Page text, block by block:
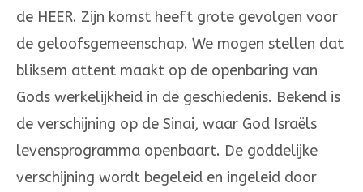
de HEER. Zijn komst heeft grote gevol­gen voor
de geloofsgemeenschap. We mogen stellen dat
bliksem attent maakt op de openba­ring van
Gods werkelijkheid in de geschiedenis. Bekend is
de verschijning op de Sinai, waar God Israëls
levensprogramma openbaart. De godde­lijke
verschijning wordt begeleid en ingeleid door